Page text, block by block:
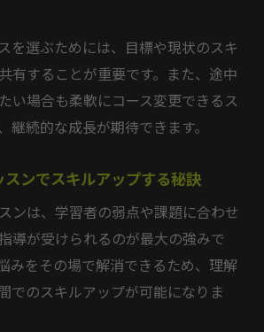
を選ぶためには、目標や現状のスキ
有することが重要です。また、途中
い場合も柔軟にコース変更できるス
継続的な成長が期待できます。
ンでスキルアップする秘訣
ンは、学習者の弱点や課題に合わせ
導が受けられるのが最大の強みで
みをその場で解消できるため、理解
でのスキルアップが可能になりま